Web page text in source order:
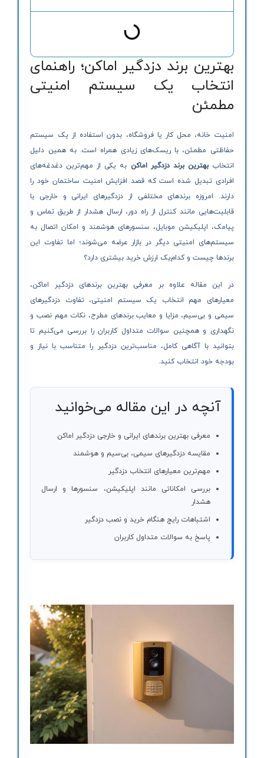
بهترین برند دزدگیر اماکن؛ راهنمای
انتخاب یک سیستم امنیتی
مطمئن
امنیت خانه، محل کار یا فروشگاه، بدون استفاده از یک سیستم
حفاظتی مطمئن، با ریسک‌های زیادی همراه است. به همین دلیل
انتخاببهترین برند دزدگیر اماکن به یکی از مهم‌ترین دغدغه‌های
افرادی تبدیل شده است که قصد افزایش امنیت ساختمان خود را
دارند. امروزه برندهای مختلفی از دزدگیرهای ایرانی و خارجی با
قابلیت‌هایی مانند کنترل از راه دور، ارسال هشدار از طریق تماس و
پیامک، اپلیکیشن موبایل، سنسورهای هوشمند و امکان اتصال به
سیستم‌های امنیتی دیگر در بازار عرضه می‌شوند؛ اما تفاوت این
برندها چیست و کدام‌یک ارزش خرید بیشتری دارد؟
در این مقاله علاوه بر معرفی بهترین برندهای دزدگیر اماکن،
معیارهای مهم انتخاب یک سیستم امنیتی، تفاوت دزدگیرهای
سیمی و بی‌سیم، مزایا و معایب برندهای مطرح، نکات مهم نصب و
نگهداری و همچنین سوالات متداول کاربران را بررسی می‌کنیم تا
بتوانید با آگاهی کامل، مناسب‌ترین دزدگیر را متناسب با نیاز و
بودجه خود انتخاب کنید.
آنچه در این مقاله می‌خوانید
معرفی بهترین برندهای ایرانی و خارجی دزدگیر اماکن
مقایسه دزدگیرهای سیمی، بی‌سیم و هوشمند
مهم‌ترین معیارهای انتخاب دزدگیر
بررسی امکاناتی مانند اپلیکیشن، سنسورها و ارسال
هشدار
اشتباهات رایج هنگام خرید و نصب دزدگیر
پاسخ به سوالات متداول کاربران